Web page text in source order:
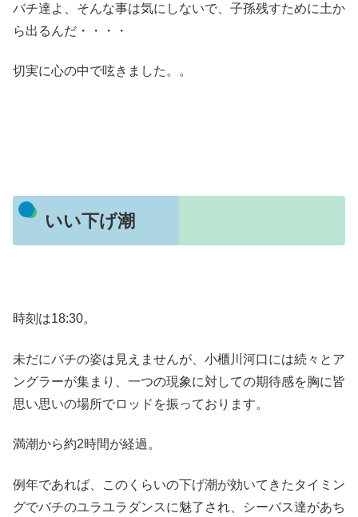
バチ達よ、そんな事は気にしないで、子孫残すために土か
ら出るんだ・・・・
切実に心の中で呟きました。。
いい下げ潮
時刻は18:30。
未だにバチの姿は見えませんが、小櫃川河口には続々とア
ングラーが集まり、一つの現象に対しての期待感を胸に皆
思い思いの場所でロッドを振っております。
満潮から約2時間が経過。
例年であれば、このくらいの下げ潮が効いてきたタイミン
グでバチのユラユラダンスに魅了され、シーバス達があち